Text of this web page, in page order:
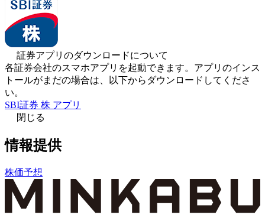
証券アプリのダウンロードについて
各証券会社のスマホアプリを起動できます。アプリのインス
トールがまだの場合は、以下からダウンロードしてくださ
い。
SBI証券 株 アプリ
閉じる
情報提供
株価予想